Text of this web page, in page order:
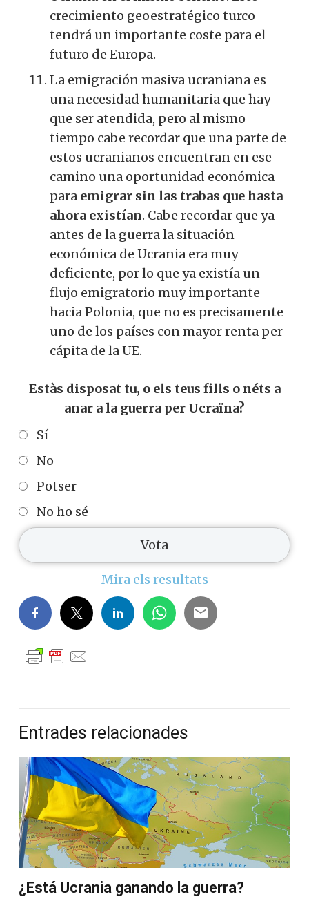
crecimiento geoestratégico turco
tendrá un importante coste para el
futuro de Europa.
La emigración masiva ucraniana es
una necesidad humanitaria que hay
que ser atendida, pero al mismo
tiempo cabe recordar que una parte de
estos ucranianos encuentran en ese
camino una oportunidad económica
para emigrar sin las trabas que hasta
ahora existían. Cabe recordar que ya
antes de la guerra la situación
económica de Ucrania era muy
deficiente, por lo que ya existía un
flujo emigratorio muy importante
hacia Polonia, que no es precisamente
uno de los países con mayor renta per
cápita de la UE.
Estàs disposat tu, o els teus fills o néts a
anar a la guerra per Ucraïna?
Sí
No
Potser
No ho sé
Mira els resultats
Entrades relacionades
¿Está Ucrania ganando la guerra?